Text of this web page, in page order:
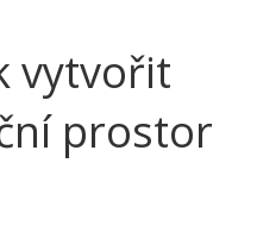
vytvořit
prostor